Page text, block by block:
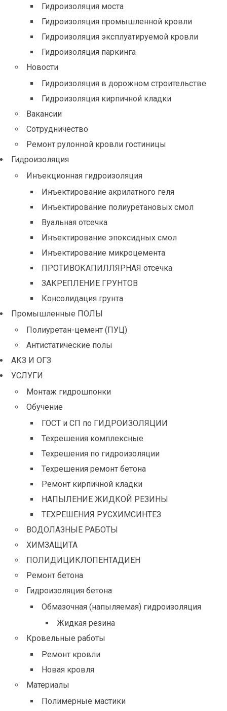
Гидроизоляция моста
Гидроизоляция промышленной кровли
Гидроизоляция эксплуатируемой кровли
Гидроизоляция паркинга
Новости
Гидроизоляция в дорожном строительстве
Гидроизоляция кирпичной кладки
Вакансии
Сотрудничество
Ремонт рулонной кровли гостиницы
Гидроизоляция
Инъекционная гидроизоляция
Инъектирование акрилатного геля
Инъектирование полиуретановых смол
Вуальная отсечка
Инъектирование эпоксидных смол
Инъектирование микроцемента
ПРОТИВОКАПИЛЛЯРНАЯ отсечка
ЗАКРЕПЛЕНИЕ ГРУНТОВ
Консолидация грунта
Промышленные ПОЛЫ
Полиуретан-цемент (ПУЦ)
Антистатические полы
АКЗ И ОГЗ
УСЛУГИ
Монтаж гидрошпонки
Обучение
ГОСТ и СП по ГИДРОИЗОЛЯЦИИ
Техрешения комплексные
Техрешения по гидроизоляции
Техрешения ремонт бетона
Ремонт кирпичной кладки
НАПЫЛЕНИЕ ЖИДКОЙ РЕЗИНЫ
ТЕХРЕШЕНИЯ РУСХИМСИНТЕЗ
ВОДОЛАЗНЫЕ РАБОТЫ
ХИМЗАЩИТА
ПОЛИДИЦИКЛОПЕНТАДИЕН
Ремонт бетона
Гидроизоляция бетона
Обмазочная (напыляемая) гидроизоляция
Жидкая резина
Кровельные работы
Ремонт кровли
Новая кровля
Материалы
Полимерные мастики